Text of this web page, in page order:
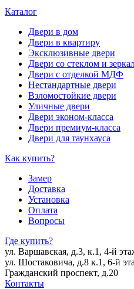
Каталог
Двери в дом
Двери в квартиру
Эксклюзивные двери
Двери со стеклом и
Двери с отделкой МДФ
Нестандартные двери
Взломостойкие двери
Уличные двери
Двери эконом-класса
Двери премиум-класса
Двери для таунхауса
Как купить?
Замер
Доставка
Установка
Оплата
Вопросы
Где купить?
ул. Варшавская, д.3, к.1, 4-й
ул. Шостаковича, д.8 к.1, 6-й
Гражданский проспект, д.20
Контакты